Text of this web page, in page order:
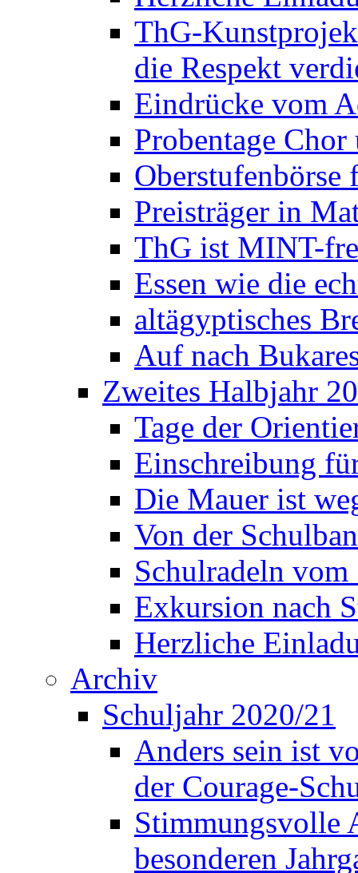
ThG-
die Respekt
Eindrücke vom
Probentage
Preisträger in
ThG ist MINT-
Essen wie die
altägyptisches
Auf nach
Zweites Halbjahr
Tage der
Einschreibung
Die Mauer ist
Von der
Schulradeln
Exkursion nach
Herzliche
Archiv
Schuljahr 2020/21
Anders sein ist
der Courage-
Stimmungsvolle
besonderen